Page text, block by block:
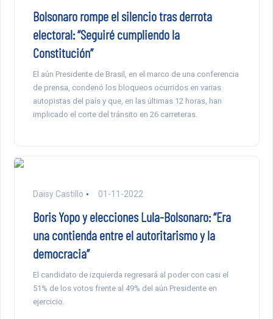
Bolsonaro rompe el silencio tras derrota
electoral: “Seguiré cumpliendo la
Constitución”
El aún Presidente de Brasil, en el marco de una conferencia
de prensa, condenó los bloqueos ocurridos en varias
autopistas del país y que, en las últimas 12 horas, han
implicado el corte del tránsito en 26 carreteras.
Daisy Castillo 01-11-2022
Boris Yopo y elecciones Lula-Bolsonaro: “Era
una contienda entre el autoritarismo y la
democracia”
El candidato de izquierda regresará al poder con casi el
51% de los votos frente al 49% del aún Presidente en
ejercicio.